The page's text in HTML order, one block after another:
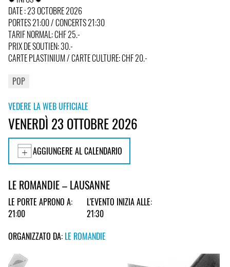
DATE : 23 OCTOBRE 2026
PORTES 21:00 / CONCERTS 21:30
TARIF NORMAL: CHF 25.-
PRIX DE SOUTIEN: 30.-
CARTE PLASTINIUM / CARTE CULTURE: CHF 20.-
POP
VEDERE LA WEB UFFICIALE
VENERDÌ 23 OTTOBRE 2026
AGGIUNGERE AL CALENDARIO
LE ROMANDIE – LAUSANNE
LE PORTE APRONO A:
21:00
L'EVENTO INIZIA ALLE:
21:30
ORGANIZZATO DA: LE ROMANDIE